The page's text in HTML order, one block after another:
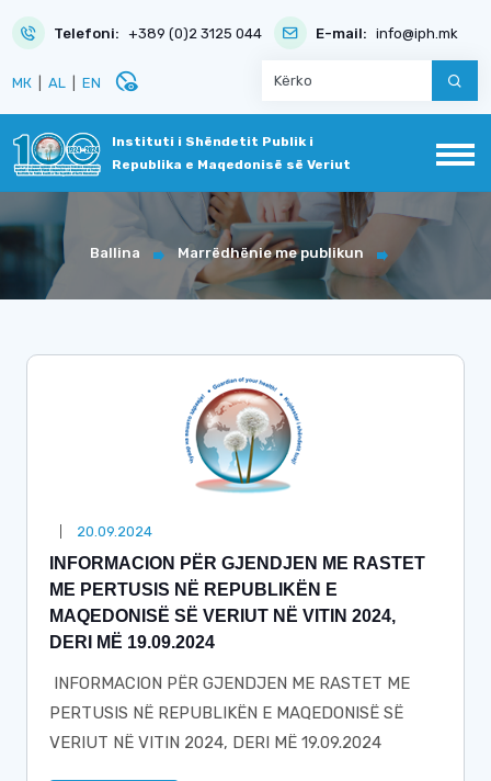
Telefoni: +389 (0)2 3125 044 E-mail: info@iph.mk
МК AL EN disabled_visible
Instituti i Shëndetit Publik i
Republika e Maqedonisë së Veriut
Ballina Marrëdhënie me publikun
20.09.2024
INFORMACION PËR GJENDJEN ME RASTET
ME PERTUSIS NË REPUBLIKËN E
MAQEDONISË SË VERIUT NË VITIN 2024,
DERI MË 19.09.2024
INFORMACION PËR GJENDJEN ME RASTET ME
PERTUSIS NË REPUBLIKËN E MAQEDONISË SË
VERIUT NË VITIN 2024, DERI MË 19.09.2024